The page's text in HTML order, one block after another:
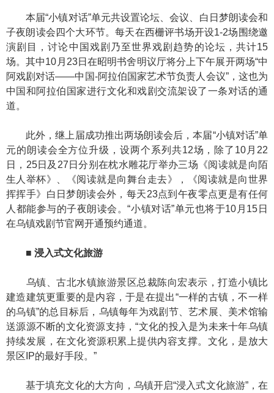
本届“小镇对话”单元共设置论坛、会议、白日梦朗读会和
子夜朗读会四个大环节。每天在西栅评书场开设1-2场围绕邀
演剧目，讨论中国戏剧乃至世界戏剧趋势的论坛，共计15
场。其中10月23日在昭明书舍明议厅将分上下午展开两场“中
阿戏剧对话——中国-阿拉伯国家艺术节负责人会议”，这也为
中国和阿拉伯国家进行文化和戏剧交流架设了一条对话的通
道。
此外，继上届成功推出两场朗读会后，本届“小镇对话”单
元的朗读会全方位升级，设两个系列共12场，除了10月22
日，25日及27日分别在枕水雕花厅举办三场《阅读就是向陌
生人举杯》、《阅读就是向舞台走去》，《阅读就是向世界
挥挥手》白日梦朗读会外，每天23点到午夜零点更是有任何
人都能参与的子夜朗读会。“小镇对话”单元也将于10月15日
在乌镇戏剧节官网开通预约通道。
■ 浸入式文化旅游
乌镇、古北水镇旅游景区总裁陈向宏表示，打造小镇比
建造建筑更重要的是内容，于是在提出“一样的古镇，不一样
的乌镇”的总目标后，乌镇每年为戏剧节、艺术展、美术馆输
送源源不断的文化资源支持，“文化的投入是为未来十年乌镇
持续发展，在文化资源积累上提供内容支撑。文化，是放大
景区IP的最好手段。”
基于填充文化的大方向，乌镇开启“浸入式文化旅游”，在